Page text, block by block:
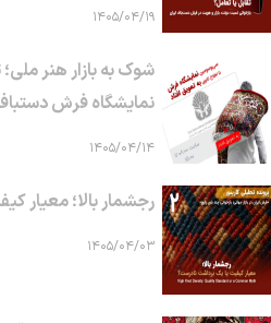
۱۴۰۵/۰۴/۱۹
شوک به بازار هنر
نمایشگاه فرش
۱۴۰۵/۰۴/۱۴
رجشمار بالا؛ معیار
۱۴۰۵/۰۴/۰۳